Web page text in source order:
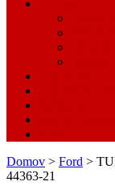
Domov > Ford >
44363-21